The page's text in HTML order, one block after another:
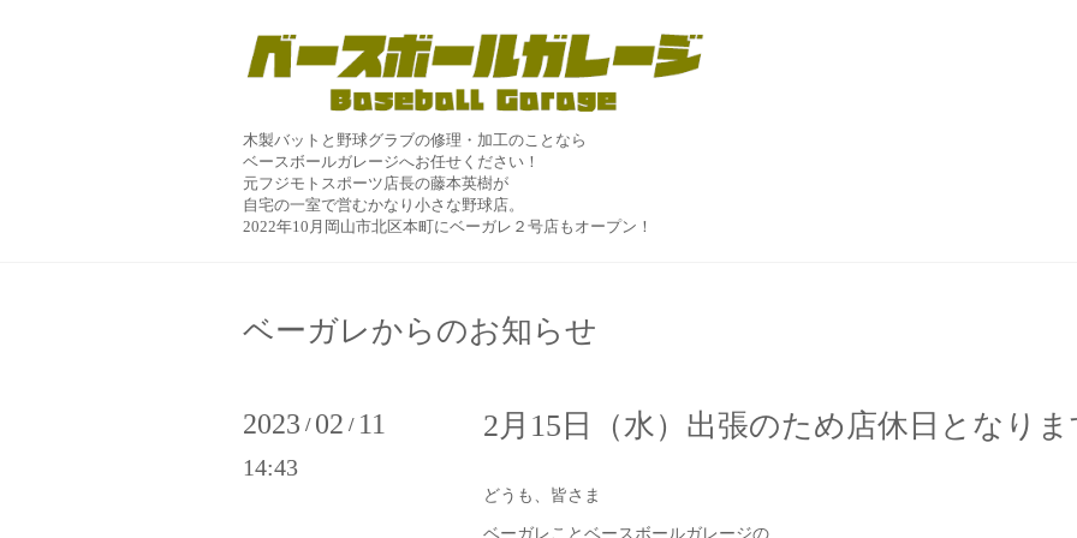
木製バットと野球グラブの修理・加工のことなら
ベースボールガレージへお任せください！
元フジモトスポーツ店長の藤本英樹が
自宅の一室で営むかなり小さな野球店。
2022年10月岡山市北区本町にベーガレ２号店もオープン！
ベーガレからのお知らせ
2023 / 02 / 11
14:43
2月15日（水）出張のため店休日となり
どうも、皆さま
ベーガレことベースボールガレージの